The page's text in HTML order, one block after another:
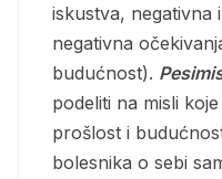
iskustva, negativna
negativna
budućnost).
podeliti na misli
prošlost i
bolesnika o sebi